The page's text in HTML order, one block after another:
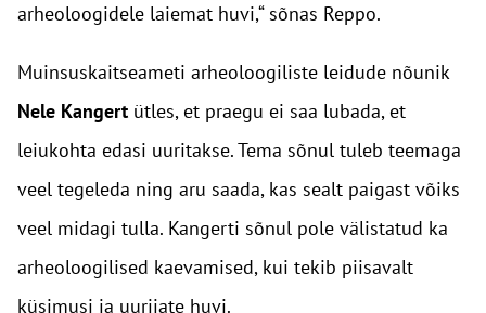
arheoloogidele laiemat huvi,“ sõnas Reppo.
Muinsuskaitseameti arheoloogiliste leidude nõunik
Nele Kangert ütles, et praegu ei saa lubada, et
leiukohta edasi uuritakse. Tema sõnul tuleb teemaga
veel tegeleda ning aru saada, kas sealt paigast võiks
veel midagi tulla. Kangerti sõnul pole välistatud ka
arheoloogilised kaevamised, kui tekib piisavalt
küsimusi ja uurijate huvi.